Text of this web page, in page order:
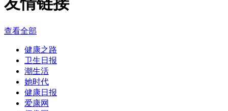
查看全部
健康之路
卫生日报
潮生活
她时代
健康日报
爱康网